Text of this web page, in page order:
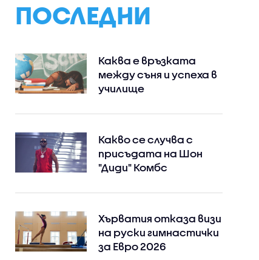
ПОСЛЕДНИ
Каква е връзката
между съня и успеха в
училище
Какво се случва с
присъдата на Шон
"Диди" Комбс
Хърватия отказа визи
на руски гимнастички
за Евро 2026